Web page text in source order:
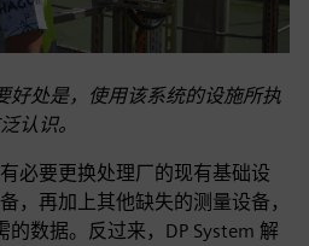
好处是，使用该系统的设施所执
认识。
必要更换处理厂的现有基础设
，再加上其他缺失的测量设备，
的数据。反过来，DP System 解